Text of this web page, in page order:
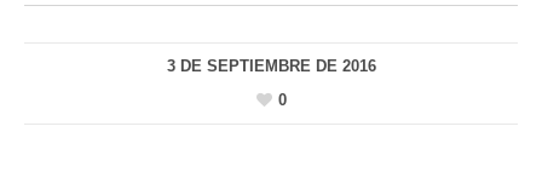
3 DE SEPTIEMBRE DE 2016
0